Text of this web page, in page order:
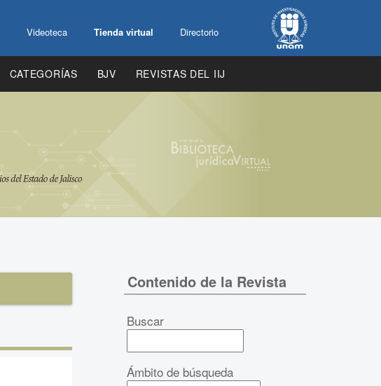
Videoteca Tienda virtual Directorio
CATEGORÍAS BJV REVISTAS DEL IIJ
Contenido de la Revista
Buscar
Ámbito de búsqueda